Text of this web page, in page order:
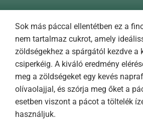
Sok más páccal ellentétben ez a
nem tartalmaz cukrot, amely
zöldségekhez a spárgától kezdve a
csiperkéig. A kiváló eredmény
meg a zöldségeket egy kevés
olívaolajjal, és szórja meg őket a
esetben viszont a pácot a töltelék
használjuk.